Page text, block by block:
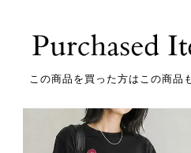
この商品を買った方はこの商品